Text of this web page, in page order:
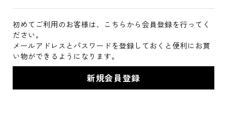
初めてご利用のお客様は、こちらから会員登録を行ってく
ださい。
メールアドレスとパスワードを登録しておくと便利にお買
い物ができるようになります。